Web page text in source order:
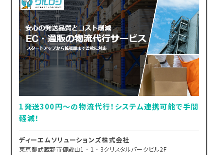
1発送300円～の物流代行！システム連携可能で手間
軽減！
ディーエムソリューションズ株式会社
東京都武蔵野市御殿山1‐1‐3クリスタルパークビル2F